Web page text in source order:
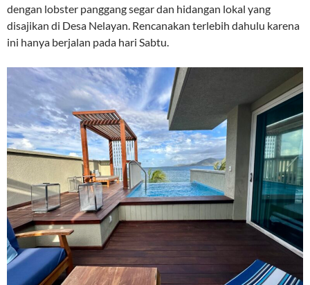
dengan lobster panggang segar dan hidangan lokal yang
disajikan di Desa Nelayan. Rencanakan terlebih dahulu karena
ini hanya berjalan pada hari Sabtu.